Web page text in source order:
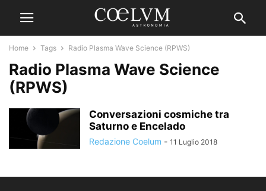
Home Tags Radio Plasma Wave Science (RPWS)
Radio Plasma Wave Science
(RPWS)
Conversazioni cosmiche tra
Saturno e Encelado
Redazione Coelum - 11 Luglio 2018